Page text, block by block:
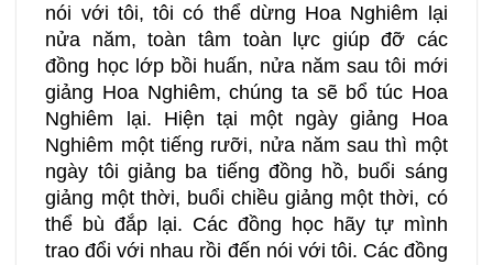
nói với tôi, tôi có thể dừng Hoa Nghiêm lại
nửa năm, toàn tâm toàn lực giúp đỡ các
đồng học lớp bồi huấn, nửa năm sau tôi mới
giảng Hoa Nghiêm, chúng ta sẽ bổ túc Hoa
Nghiêm lại. Hiện tại một ngày giảng Hoa
Nghiêm một tiếng rưỡi, nửa năm sau thì một
ngày tôi giảng ba tiếng đồng hồ, buổi sáng
giảng một thời, buổi chiều giảng một thời, có
thể bù đắp lại. Các đồng học hãy tự mình
trao đổi với nhau rồi đến nói với tôi. Các đồng